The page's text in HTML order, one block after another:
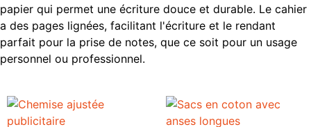
papier qui permet une écriture douce et durable. Le cahier
a des pages lignées, facilitant l'écriture et le rendant
parfait pour la prise de notes, que ce soit pour un usage
personnel ou professionnel.